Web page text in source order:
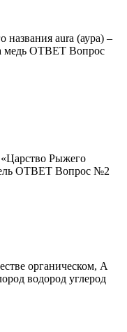
названия aura (аура) –
медь ОТВЕТ Вопрос
«Царство Рыжего
ОТВЕТ Вопрос №2
органическом, А
водород углерод